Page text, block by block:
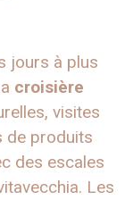
jours à plus
croisière
visites
de produits
des escales
Les